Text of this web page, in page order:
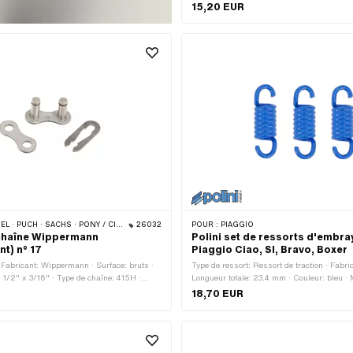
Nombre de composants: 3 pcs · Matériau:
Champ d'application: Tuning · Longueur
15,20 EUR
· PONY / CILO (BÊTA 521 & 512) · ZÜNDAPP BELMONDO · TOMOS · BYE BIKE 26032
Wippermann
n° 17
Wippermann · Surface: bruts ·
2" x 3/16" · Type de chaîne: 415H ·
1 pcs · Type de cadenas à chaîne:
POUR : PIAGGIO
Polini set de ressorts
Piaggio Ciao, SI, Bravo, Boxer
Type de ressort: Ressort de traction ·
Longueur totale: 23.4 mm · Couleur: bleu ·
ressort · Surface: verni · Champ
18,70 EUR